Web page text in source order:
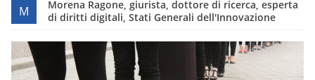
M
Morena Ragone, giurista, dottore di ricerca, esperta
di diritti digitali, Stati Generali dell'Innovazione